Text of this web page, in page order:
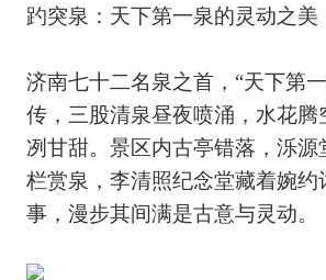
趵突泉：天下第一泉的灵动之美
济南七十二名泉之首，“天下第
传，三股清泉昼夜喷涌，水花腾
冽甘甜。景区内古亭错落，泺源
栏赏泉，李清照纪念堂藏着婉约
事，漫步其间满是古意与灵动。